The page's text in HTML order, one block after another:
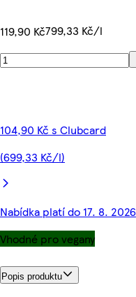
119,90 Kč799,33 Kč/l
104,90 Kč s Clubcard
(699,33 Kč/l)
Nabídka platí do 17. 8. 2026
Vhodné pro vegany
Popis produktu